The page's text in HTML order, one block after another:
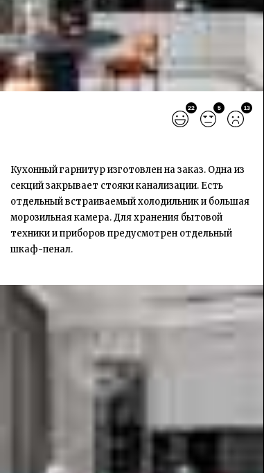
22 5 13
Кухонный гарнитур изготовлен на заказ. Одна из
секций закрывает стояки канализации. Есть
отдельный встраиваемый холодильник и большая
морозильная камера. Для хранения бытовой
техники и приборов предусмотрен отдельный
шкаф-пенал.